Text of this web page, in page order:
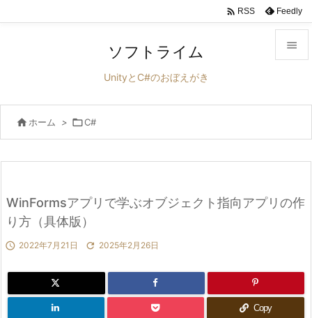


前へ
次へ
 RSS Feedly
ソフトライム
UnityとC#のおぼえがき
 ホーム > C#
WinFormsアプリで学ぶオブジェクト指向アプリの作
り方（具体版）
 2022年7月21日  2025年2月26日
Copy